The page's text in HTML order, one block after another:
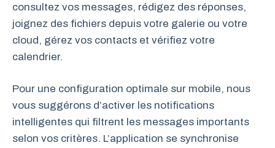
consultez vos messages, rédigez des réponses,
joignez des fichiers depuis votre galerie ou votre
cloud, gérez vos contacts et vérifiez votre
calendrier.
Pour une configuration optimale sur mobile, nous
vous suggérons d’activer les notifications
intelligentes qui filtrent les messages importants
selon vos critères. L’application se synchronise